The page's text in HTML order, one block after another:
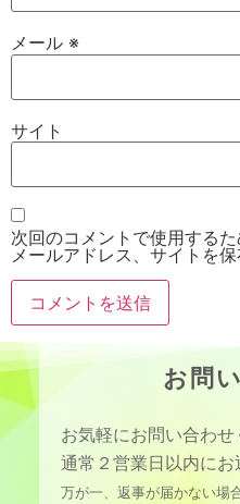
メール ※
サイト
次回のコメントで使用する
メールアドレス、サイトを保
お問
お気軽にお問い合わせ
通常２営業日以内にお
万が一、返事が届かない場